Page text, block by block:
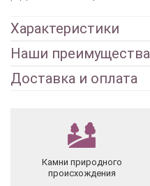
Характеристики
Наши преимущества
Доставка и оплата
Камни природного
происхождения